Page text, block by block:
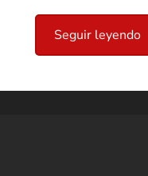
Seguir leyendo